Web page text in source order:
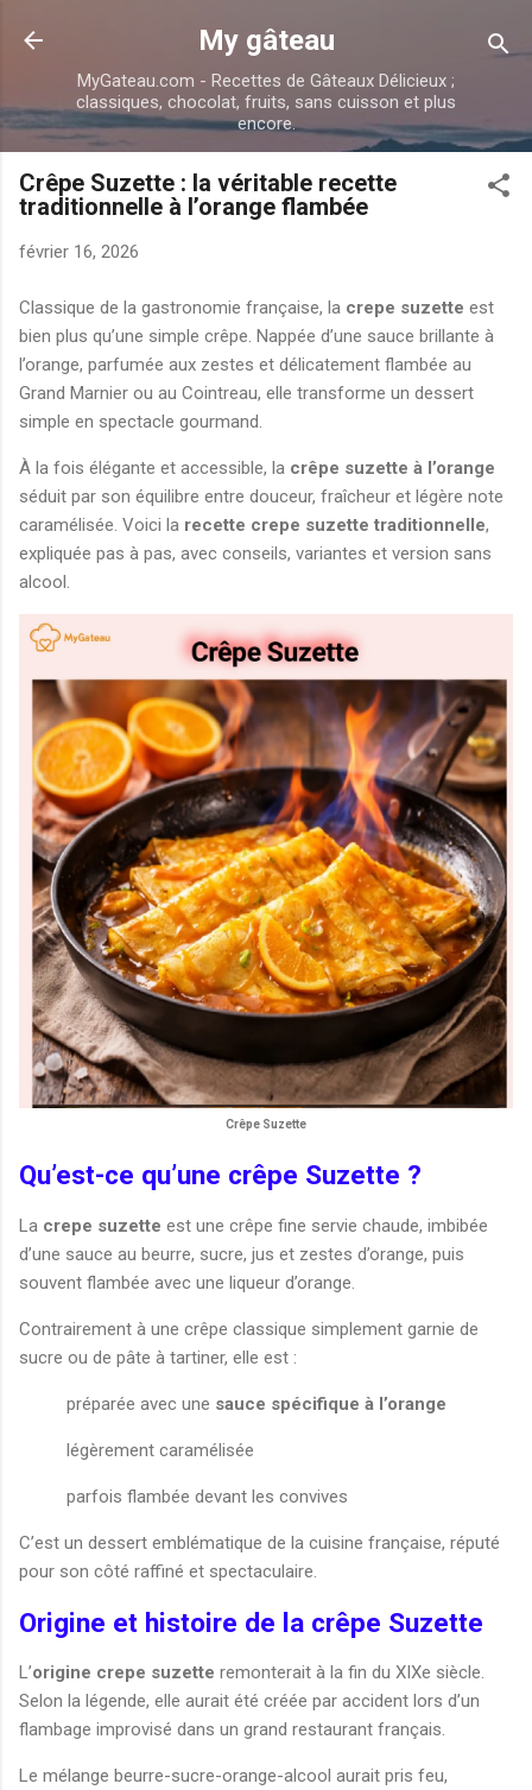
Accéder au contenu principal
My gâteau
MyGateau.com - Recettes de Gâteaux Délicieux ;
classiques, chocolat, fruits, sans cuisson et plus
encore.
Crêpe Suzette : la véritable recette
traditionnelle à l’orange flambée
février 16, 2026
Classique de la gastronomie française, la crepe suzette est
bien plus qu’une simple crêpe. Nappée d’une sauce brillante à
l’orange, parfumée aux zestes et délicatement flambée au
Grand Marnier ou au Cointreau, elle transforme un dessert
simple en spectacle gourmand.
À la fois élégante et accessible, la crêpe suzette à l’orange
séduit par son équilibre entre douceur, fraîcheur et légère note
caramélisée. Voici la recette crepe suzette traditionnelle,
expliquée pas à pas, avec conseils, variantes et version sans
alcool.
Crêpe Suzette
Qu’est-ce qu’une crêpe Suzette ?
La crepe suzette est une crêpe fine servie chaude, imbibée
d’une sauce au beurre, sucre, jus et zestes d’orange, puis
souvent flambée avec une liqueur d’orange.
Contrairement à une crêpe classique simplement garnie de
sucre ou de pâte à tartiner, elle est :
préparée avec une sauce spécifique à l’orange
légèrement caramélisée
parfois flambée devant les convives
C’est un dessert emblématique de la cuisine française, réputé
pour son côté raffiné et spectaculaire.
Origine et histoire de la crêpe Suzette
L’origine crepe suzette remonterait à la fin du XIXe siècle.
Selon la légende, elle aurait été créée par accident lors d’un
flambage improvisé dans un grand restaurant français.
Le mélange beurre-sucre-orange-alcool aurait pris feu,